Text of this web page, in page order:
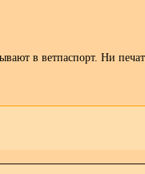
в ветпаспорт. Ни